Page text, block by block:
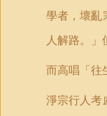
學者，壞亂
人解路。
而高唱「往
淨宗行人考